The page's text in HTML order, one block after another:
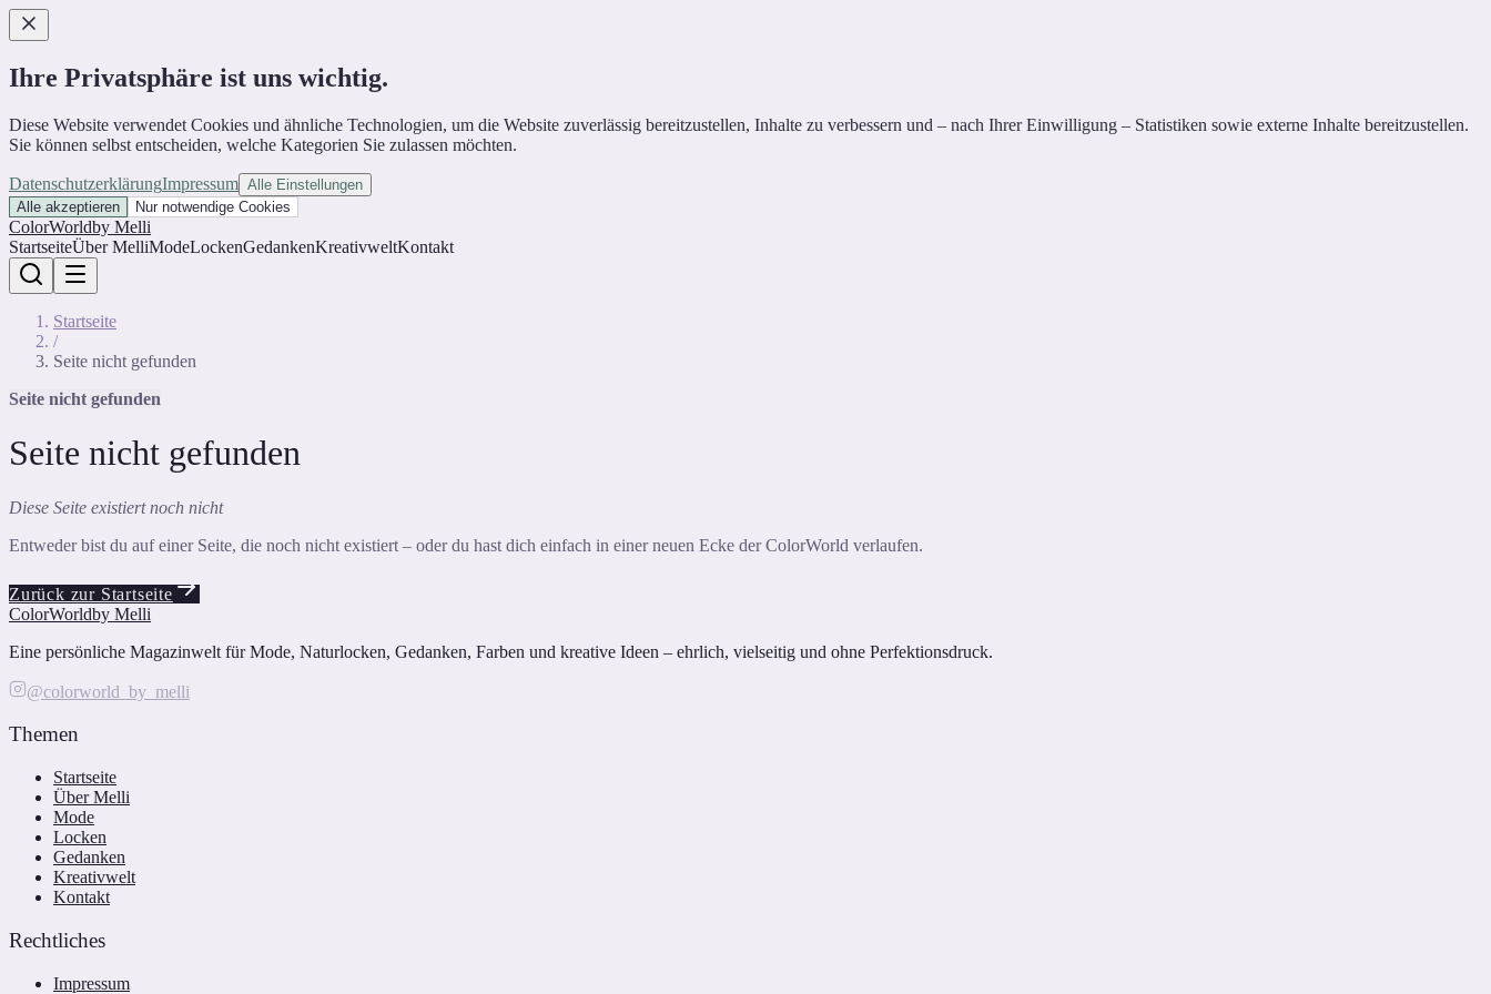
Ihre Privatsphäre ist uns wichtig.
Diese Website verwendet Cookies und ähnliche Technologien, um die Website zuverlässig bereitzustellen, Inhalte zu verbessern und – nach Ihrer Einwilligung – Statistiken sowie externe Inhalte bereitzustellen.
Sie können selbst entscheiden, welche Kategorien Sie zulassen möchten.
DatenschutzerklärungImpressum Alle Einstellungen
Alle akzeptieren
Nur notwendige Cookies
ColorWorldby Melli
StartseiteÜber MelliModeLockenGedankenKreativweltKontakt
Startseite
/
Seite nicht gefunden
Seite nicht gefunden
Seite nicht gefunden
Diese Seite existiert noch nicht
Entweder bist du auf einer Seite, die noch nicht existiert – oder du hast dich einfach in einer neuen Ecke der ColorWorld verlaufen.
Zurück zur Startseite
ColorWorldby Melli
Eine persönliche Magazinwelt für Mode, Naturlocken, Gedanken, Farben und kreative Ideen – ehrlich, vielseitig und ohne Perfektionsdruck.
@colorworld_by_melli
Themen
Startseite
Über Melli
Mode
Locken
Gedanken
Kreativwelt
Kontakt
Rechtliches
Impressum